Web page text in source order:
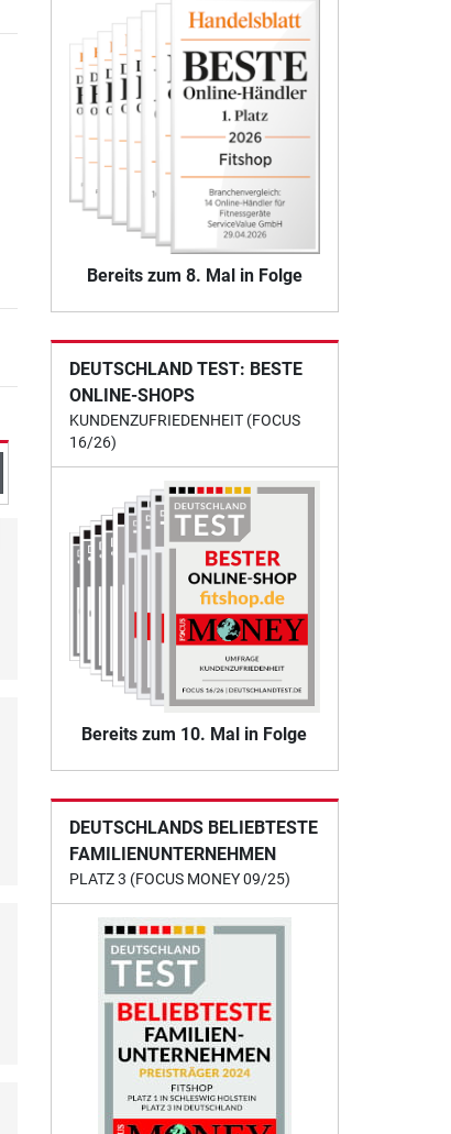
Bereits zum 8. Mal in Folge
DEUTSCHLAND TEST: BESTE
ONLINE-SHOPS
KUNDENZUFRIEDENHEIT (FOCUS
16/26)
Bereits zum 10. Mal in Folge
DEUTSCHLANDS BELIEBTESTE
FAMILIENUNTERNEHMEN
PLATZ 3 (FOCUS MONEY 09/25)